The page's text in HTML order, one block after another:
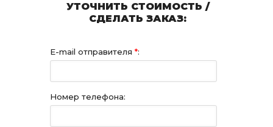
УТОЧНИТЬ СТОИМОСТЬ /
СДЕЛАТЬ ЗАКАЗ:
E-mail отправителя *:
Номер телефона: